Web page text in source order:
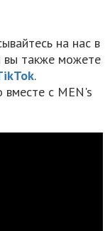
на нас в
вы также можете
.
вместе с MEN's